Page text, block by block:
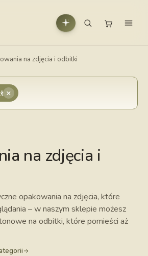
na zdjęcia i odbitki
×
na zdjęcia i
opakowania na zdjęcia, które
– w naszym sklepie możesz
na odbitki, które pomieści aż